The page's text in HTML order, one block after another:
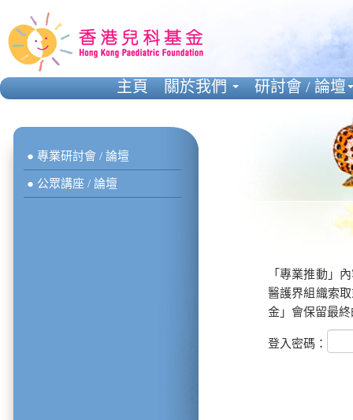
● 專業研討會 / 論壇
● 公眾講座 / 論壇
「專業推動」
醫護界組織索
金」會保留最
登入密碼：
主頁 關於我們 研討會 / 論壇